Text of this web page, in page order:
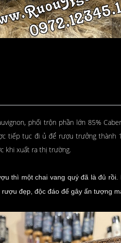
phối trộn phần lớn 85%
tiếp tục đi ủ để rượu trưởng thành
khi xuất ra thị trường.
thì một chai vang quý đã là đủ rồi.
đẹp, độc đáo để gây ấn tượng